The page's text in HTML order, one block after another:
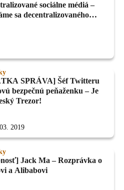
sociálne médiá –
sa decentralizovaného
SPRÁVA] Šéf Twitteru
bezpečnú peňaženku – Je
Trezor!
2019
Jack Ma – Rozprávka o
a Alibabovi